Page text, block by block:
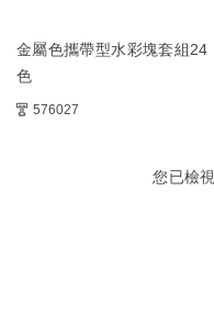
金屬色攜帶型水彩塊套組24
色
576027
您已檢視